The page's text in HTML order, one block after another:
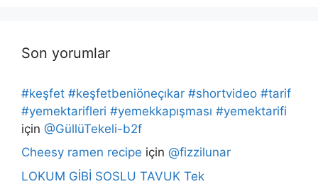
Son yorumlar
#keşfet #keşfetbeniöneçıkar #shortvideo #tarif
#yemektarifleri #yemekkapışması #yemektarifi
için @GüllüTekeli-b2f
Cheesy ramen recipe için @fizzilunar
LOKUM GİBİ SOSLU TAVUK Tek